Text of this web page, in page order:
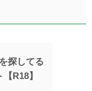
探してる
R18】